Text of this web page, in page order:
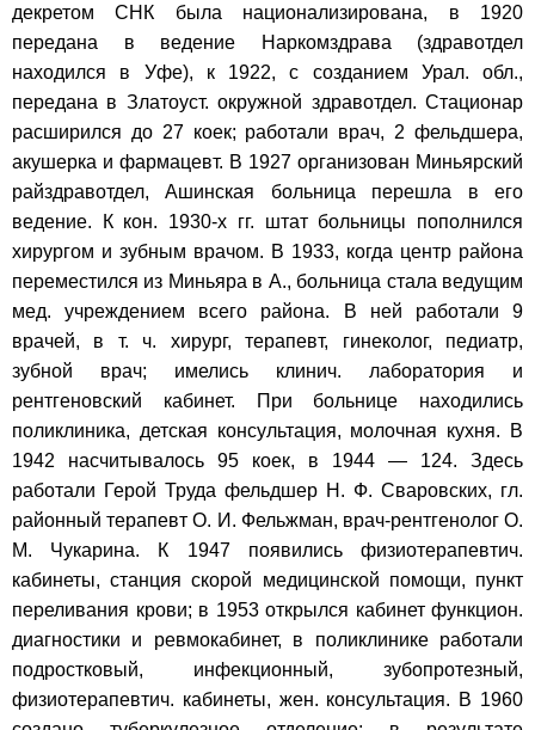
декретом СНК была национализирована, в 1920
передана в ведение Наркомздрава (здравотдел
находился в Уфе), к 1922, с созданием Урал. обл.,
передана в Златоуст. окружной здравотдел. Стационар
расширился до 27 коек; работали врач, 2 фельдшера,
акушерка и фармацевт. В 1927 организован Миньярский
райздравотдел, Ашинская больница перешла в его
ведение. К кон. 1930-х гг. штат больницы пополнился
хирургом и зубным врачом. В 1933, когда центр района
переместился из Миньяра в А., больница стала ведущим
мед. учреждением всего района. В ней работали 9
врачей, в т. ч. хирург, терапевт, гинеколог, педиатр,
зубной врач; имелись клинич. лаборатория и
рентгеновский кабинет. При больнице находились
поликлиника, детская консультация, молочная кухня. В
1942 насчитывалось 95 коек, в 1944 — 124. Здесь
работали Герой Труда фельдшер Н. Ф. Сваровских, гл.
районный терапевт О. И. Фельжман, врач-рентгенолог О.
М. Чукарина. К 1947 появились физиотерапевтич.
кабинеты, станция скорой медицинской помощи, пункт
переливания крови; в 1953 открылся кабинет функцион.
диагностики и ревмокабинет, в поликлинике работали
подростковый, инфекционный, зубопротезный,
физиотерапевтич. кабинеты, жен. консультация. В 1960